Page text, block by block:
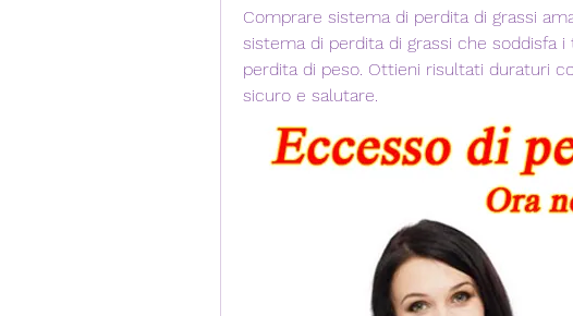
Comprare sistema di perdita di grassi
sistema di perdita di grassi che soddisfa
perdita di peso. Ottieni risultati duraturi
sicuro e salutare.